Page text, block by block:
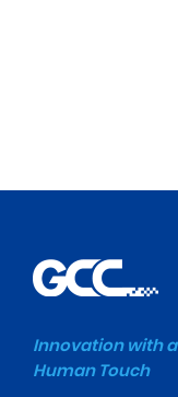
Innovation with a
Human Touch